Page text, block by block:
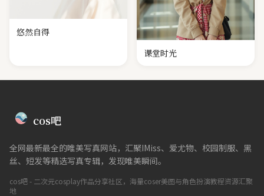
悠然自得
课堂时光
cos吧
全网最新最全的唯美写真网站，汇聚IMiss、爱尤物、校园制服、黑
丝、短发等精选写真专辑，发现唯美瞬间。
cos吧 - 二次元cosplay作品分享社区，海量coser美图与角色扮演教程资源汇聚
地